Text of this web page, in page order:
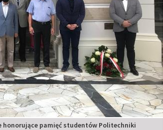
honorujące pamięć studentów Politechniki